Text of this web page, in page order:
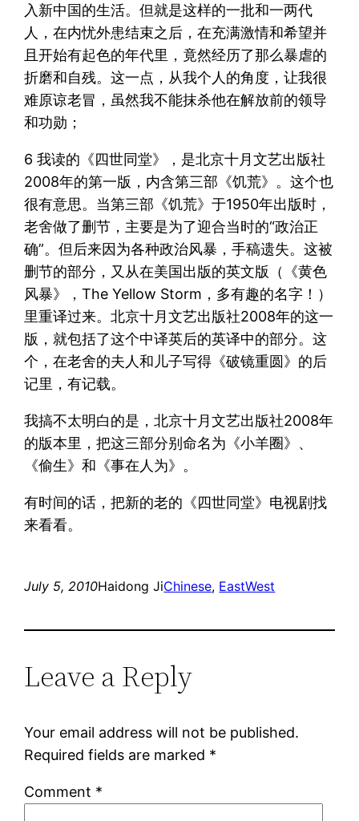
入新中国的生活。但就是这样的一批和一两代
人，在内忧外患结束之后，在充满激情和希望并
且开始有起色的年代里，竟然经历了那么暴虐的
折磨和自残。这一点，从我个人的角度，让我很
难原谅老冒，虽然我不能抹杀他在解放前的领导
和功勋；
6 我读的《四世同堂》，是北京十月文艺出版社
2008年的第一版，内含第三部《饥荒》。这个也
很有意思。当第三部《饥荒》于1950年出版时，
老舍做了删节，主要是为了迎合当时的“政治正
确”。但后来因为各种政治风暴，手稿遗失。这被
删节的部分，又从在美国出版的英文版（《黄色
风暴》，The Yellow Storm，多有趣的名字！）
里重译过来。北京十月文艺出版社2008年的这一
版，就包括了这个中译英后的英译中的部分。这
个，在老舍的夫人和儿子写得《破镜重圆》的后
记里，有记载。
我搞不太明白的是，北京十月文艺出版社2008年
的版本里，把这三部分别命名为《小羊圈》、
《偷生》和《事在人为》。
有时间的话，把新的老的《四世同堂》电视剧找
来看看。
July 5, 2010Haidong JiChinese, EastWest
Leave a Reply
Your email address will not be published.
Required fields are marked *
Comment *